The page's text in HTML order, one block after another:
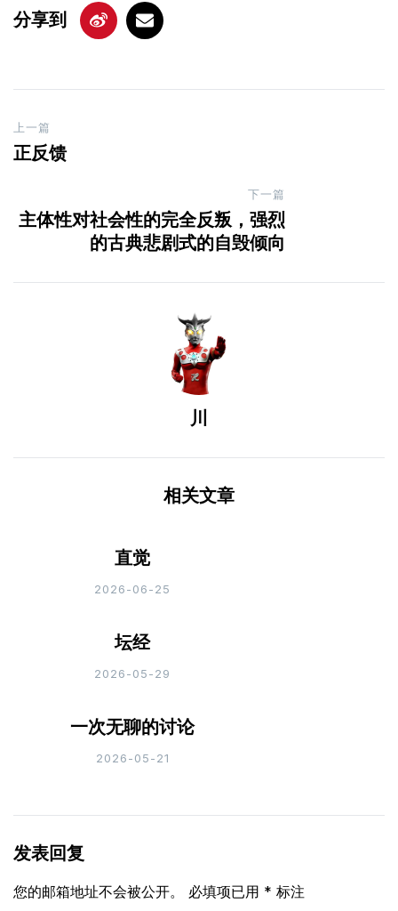
分享到
Post
navigation
上一篇
正反馈
下一篇
主体性对社会性的完全反叛，强烈
的古典悲剧式的自毁倾向
川
相关文章
直觉
2026-06-25
坛经
2026-05-29
一次无聊的讨论
2026-05-21
发表回复
您的邮箱地址不会被公开。 必填项已用 * 标注